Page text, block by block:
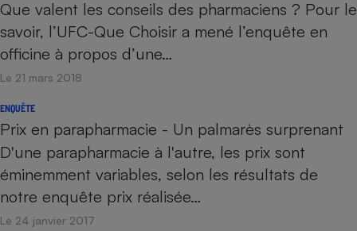
Que valent les conseils des pharmaciens ? Pour le
savoir, l’UFC-Que Choisir a mené l’enquête en
officine à propos d’une…
Le 21 mars 2018
ENQUÊTE
Prix en parapharmacie - Un palmarès surprenant
D'une parapharmacie à l'autre, les prix sont
éminemment variables, selon les résultats de
notre enquête prix réalisée…
Le 24 janvier 2017